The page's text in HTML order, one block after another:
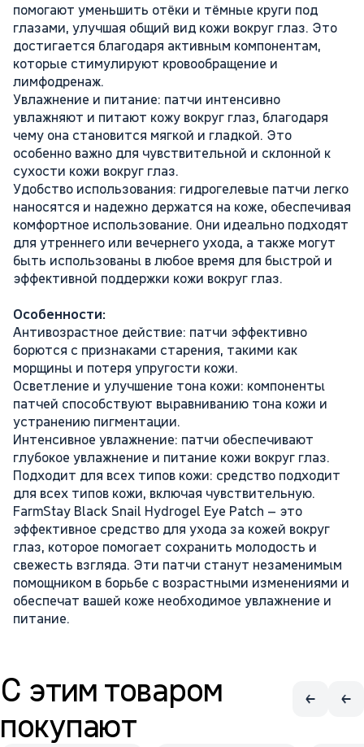
помогают уменьшить отёки и тёмные круги под
глазами, улучшая общий вид кожи вокруг глаз. Это
достигается благодаря активным компонентам,
которые стимулируют кровообращение и
лимфодренаж.
Увлажнение и питание: патчи интенсивно
увлажняют и питают кожу вокруг глаз, благодаря
чему она становится мягкой и гладкой. Это
особенно важно для чувствительной и склонной к
сухости кожи вокруг глаз.
Удобство использования: гидрогелевые патчи легко
наносятся и надежно держатся на коже, обеспечивая
комфортное использование. Они идеально подходят
для утреннего или вечернего ухода, а также могут
быть использованы в любое время для быстрой и
эффективной поддержки кожи вокруг глаз.
Особенности:
Антивозрастное действие: патчи эффективно
борются с признаками старения, такими как
морщины и потеря упругости кожи.
Осветление и улучшение тона кожи: компоненты
патчей способствуют выравниванию тона кожи и
устранению пигментации.
Интенсивное увлажнение: патчи обеспечивают
глубокое увлажнение и питание кожи вокруг глаз.
Подходит для всех типов кожи: средство подходит
для всех типов кожи, включая чувствительную.
FarmStay Black Snail Hydrogel Eye Patch – это
эффективное средство для ухода за кожей вокруг
глаз, которое помогает сохранить молодость и
свежесть взгляда. Эти патчи станут незаменимым
помощником в борьбе с возрастными изменениями и
обеспечат вашей коже необходимое увлажнение и
питание.
С этим товаром
покупают